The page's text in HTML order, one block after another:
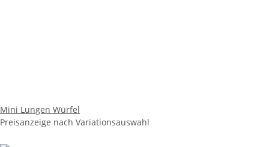
Mini Lungen Würfel
Preisanzeige nach Variationsauswahl